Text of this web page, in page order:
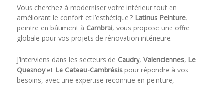
Vous cherchez à moderniser votre intérieur tout en
améliorant le confort et l’esthétique ? Latinus Peinture,
peintre en bâtiment à Cambrai, vous propose une offre
globale pour vos projets de rénovation intérieure.
J’interviens dans les secteurs de Caudry, Valenciennes, Le
Quesnoyet Le Cateau-Cambrésis pour répondre à vos
besoins, avec une expertise reconnue en peinture,